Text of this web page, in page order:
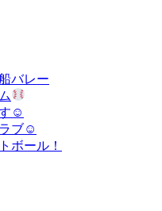
バレー
☺
ブ☺
ボール！